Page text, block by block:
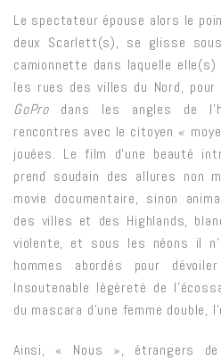
Le spectateur épouse alors le
deux Scarlett(s), se glisse
camionnette dans laquelle
les rues des villes du Nord, pour
GoPro dans les angles de
rencontres avec le citoyen «
jouées. Le film d’une beauté
prend soudain des allures non
movie documentaire, sinon
des villes et des Highlands,
violente, et sous les néons il
hommes abordés pour
Insoutenable légèreté de
du mascara d’une femme double,
Ainsi, « Nous », étrangers